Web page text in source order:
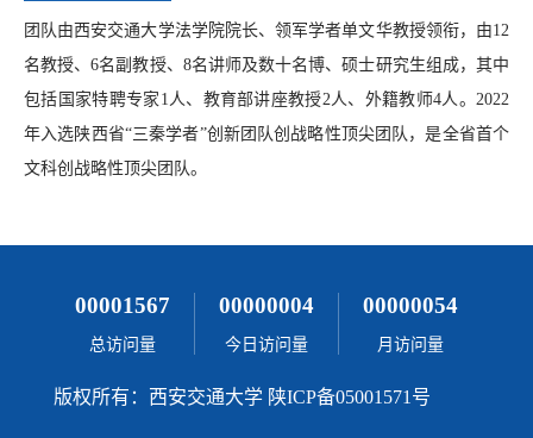
团队由西安交通大学法学院院长、领军学者单文华教授领衔，由12
名教授、6名副教授、8名讲师及数十名博、硕士研究生组成，其中
包括国家特聘专家1人、教育部讲座教授2人、外籍教师4人。2022
年入选陕西省“三秦学者”创新团队创战略性顶尖团队，是全省首个
文科创战略性顶尖团队。
00001567
总访问量
00000004
今日访问量
00000054
月访问量
版权所有：西安交通大学 陕ICP备05001571号